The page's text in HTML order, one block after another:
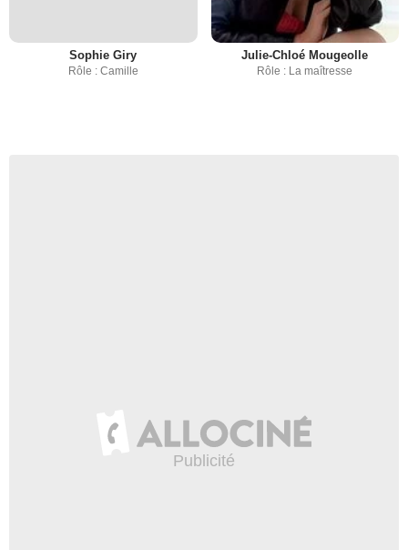
Sophie Giry
Rôle : Camille
Julie-Chloé Mougeolle
Rôle : La maîtresse